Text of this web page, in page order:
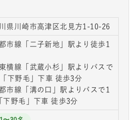
県川崎市高津区北見方1-10-26
市線「二子新地」駅より徒歩1
横線「武蔵小杉」駅よりバスで
下野毛」下車 徒歩3分
市線「溝の口」駅よりバスで1
下野毛」下車 徒歩3分